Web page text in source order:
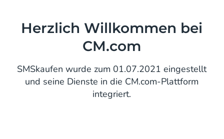
Herzlich Willkommen bei
CM.com
SMSkaufen wurde zum 01.07.2021 eingestellt
und seine Dienste in die CM.com-Plattform
integriert.